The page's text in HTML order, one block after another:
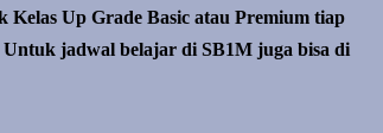
Up Grade Basic atau Premium tiap
jadwal belajar di SB1M juga bisa di